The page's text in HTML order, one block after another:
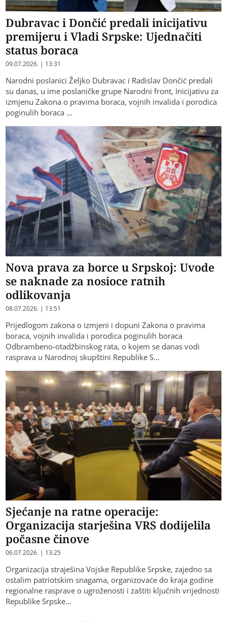
Dubravac i Dončić predali inicijativu
premijeru i Vladi Srpske: Ujednačiti
status boraca
09.07.2026. | 13:31
Narodni poslanici Željko Dubravac i Radislav Dončić predali
su danas, u ime poslaničke grupe Narodni front, Inicijativu za
izmjenu Zakona o pravima boraca, vojnih invalida i porodica
poginulih boraca …
Nova prava za borce u Srpskoj: Uvode
se naknade za nosioce ratnih
odlikovanja
08.07.2026. | 13:51
Prijedlogom zakona o izmjeni i dopuni Zakona o pravima
boraca, vojnih invalida i porodica poginulih boraca
Odbrambeno-otadžbinskog rata, o kojem se danas vodi
rasprava u Narodnoj skupštini Republike S…
Sjećanje na ratne operacije:
Organizacija starješina VRS dodijelila
počasne činove
06.07.2026. | 13:25
Organizacija straješina Vojske Republike Srpske, zajedno sa
ostalim patriotskim snagama, organizovaće do kraja godine
regionalne rasprave o ugroženosti i zaštiti ključnih vrijednosti
Republike Srpske…